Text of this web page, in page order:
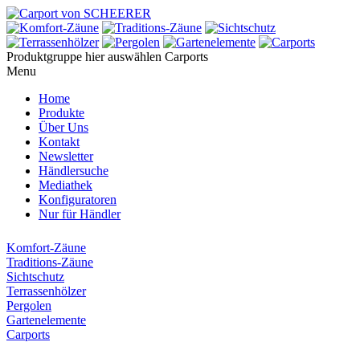
Produktgruppe hier auswählen Carports
Menu
Home
Produkte
Über Uns
Kontakt
Newsletter
Händlersuche
Mediathek
Konfiguratoren
Nur für Händler
Komfort-Zäune
Traditions-Zäune
Sichtschutz
Terrassenhölzer
Pergolen
Gartenelemente
Carports